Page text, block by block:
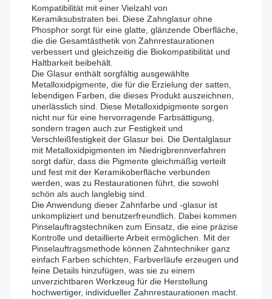
Kompatibilität mit einer Vielzahl von
Keramiksubstraten bei. Diese Zahnglasur ohne
Phosphor sorgt für eine glatte, glänzende Oberfläche,
die die Gesamtästhetik von Zahnrestaurationen
verbessert und gleichzeitig die Biokompatibilität und
Haltbarkeit beibehält.
Die Glasur enthält sorgfältig ausgewählte
Metalloxidpigmente, die für die Erzielung der satten,
lebendigen Farben, die dieses Produkt auszeichnen,
unerlässlich sind. Diese Metalloxidpigmente sorgen
nicht nur für eine hervorragende Farbsättigung,
sondern tragen auch zur Festigkeit und
Verschleißfestigkeit der Glasur bei. Die Dentalglasur
mit Metalloxidpigmenten im Niedrigbrennverfahren
sorgt dafür, dass die Pigmente gleichmäßig verteilt
und fest mit der Keramikoberfläche verbunden
werden, was zu Restaurationen führt, die sowohl
schön als auch langlebig sind.
Die Anwendung dieser Zahnfarbe und -glasur ist
unkompliziert und benutzerfreundlich. Dabei kommen
Pinselauftragstechniken zum Einsatz, die eine präzise
Kontrolle und detaillierte Arbeit ermöglichen. Mit der
Pinselauftragsmethode können Zahntechniker ganz
einfach Farben schichten, Farbverläufe erzeugen und
feine Details hinzufügen, was sie zu einem
unverzichtbaren Werkzeug für die Herstellung
hochwertiger, individueller Zahnrestaurationen macht.